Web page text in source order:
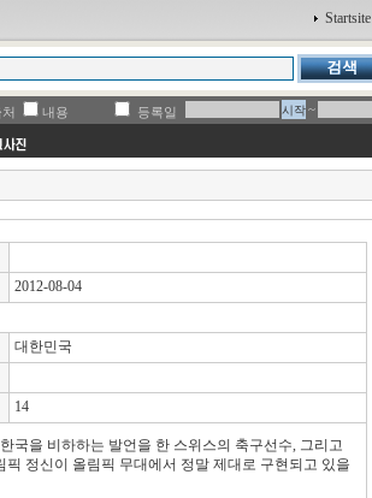
Startsite
내용 등록일 ~
2012-08-04
대한민국
14
국을 비하하는 발언을 한 스위스의 축구선수, 그리고
정신이 올림픽 무대에서 정말 제대로 구현되고 있을